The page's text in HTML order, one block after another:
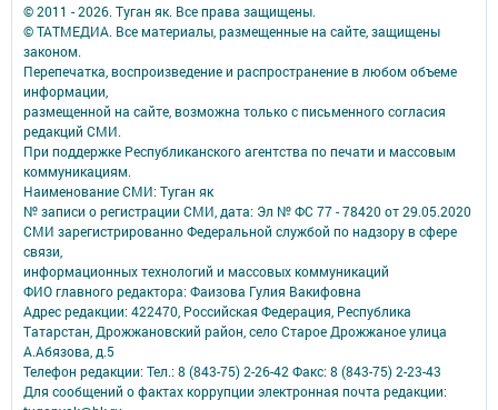
© 2011 - 2026. Туган як. Все права защищены.
© ТАТМЕДИА. Все материалы, размещенные на сайте, защищены
законом.
Перепечатка, воспроизведение и распространение в любом объеме
информации,
размещенной на сайте, возможна только с письменного согласия
редакций СМИ.
При поддержке Республиканского агентства по печати и массовым
коммуникациям.
Наименование СМИ: Туган як
№ записи о регистрации СМИ, дата: Эл № ФС 77 - 78420 от 29.05.2020
СМИ зарегистрированно Федеральной службой по надзору в сфере
связи,
информационных технологий и массовых коммуникаций
ФИО главного редактора: Фаизова Гулия Вакифовна
Адрес редакции: 422470, Российская Федерация, Республика
Татарстан, Дрожжановский район, село Старое Дрожжаное улица
А.Абязова, д.5
Телефон редакции: Тел.: 8 (843-75) 2-26-42 Факс: 8 (843-75) 2-23-43
Для сообщений о фактах коррупции электронная почта редакции: